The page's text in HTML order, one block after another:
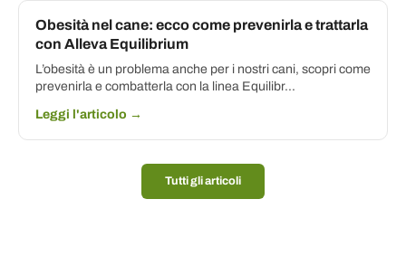
Obesità nel cane: ecco come prevenirla e trattarla
con Alleva Equilibrium
L’obesità è un problema anche per i nostri cani, scopri come
prevenirla e combatterla con la linea Equilibr...
Leggi l'articolo →
Tutti gli articoli